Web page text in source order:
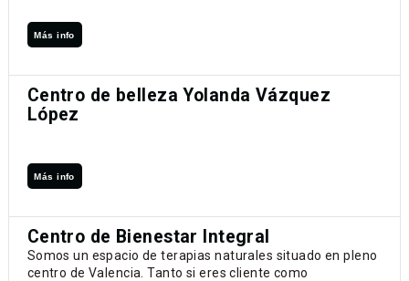
Más info
Centro de belleza Yolanda Vázquez
López
Más info
Centro de Bienestar Integral
Somos un espacio de terapias naturales situado en pleno
centro de Valencia. Tanto si eres cliente como